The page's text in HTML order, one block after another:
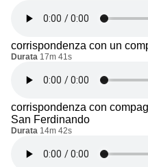
corrispondenza con un
Durata 17m 41s
corrispondenza con
San Ferdinando
Durata 14m 42s